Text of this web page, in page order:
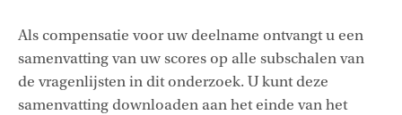
Als compensatie voor uw deelname ontvangt u een
samenvatting van uw scores op alle subschalen van
de vragenlijsten in dit onderzoek. U kunt deze
samenvatting downloaden aan het einde van het